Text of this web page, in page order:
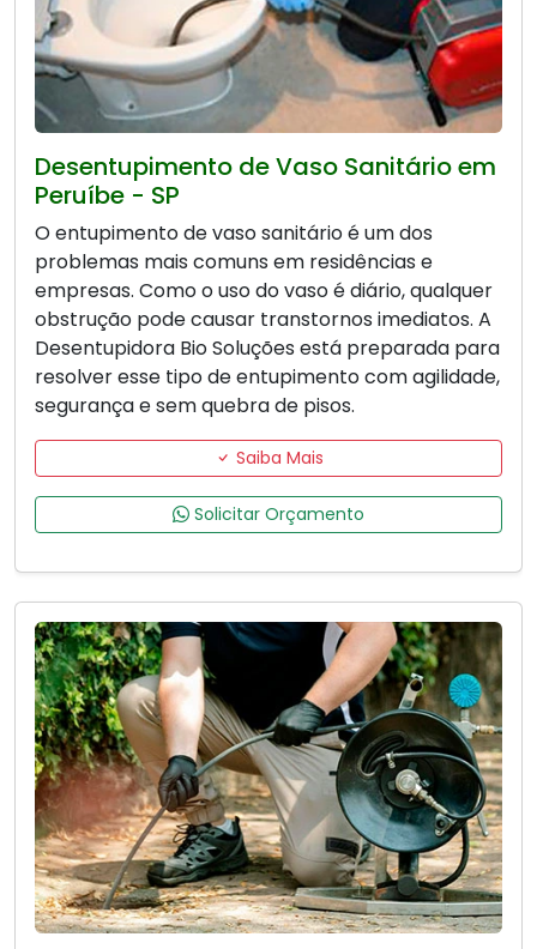
Desentupimento de Vaso Sanitário em
Peruíbe - SP
O entupimento de vaso sanitário é um dos
problemas mais comuns em residências e
empresas. Como o uso do vaso é diário, qualquer
obstrução pode causar transtornos imediatos. A
Desentupidora Bio Soluções está preparada para
resolver esse tipo de entupimento com agilidade,
segurança e sem quebra de pisos.
Saiba Mais
Solicitar Orçamento